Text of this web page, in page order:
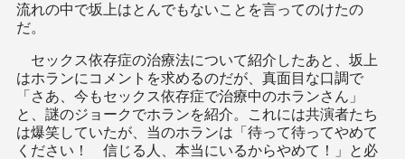
流れの中で坂上はとんでもないことを言ってのけたの
だ。
セックス依存症の治療法について紹介したあと、坂上
はホランにコメントを求めるのだが、真面目な口調で
「さあ、今もセックス依存症で治療中のホランさん」
と、謎のジョークでホランを紹介。これには共演者たち
は爆笑していたが、当のホランは「待って待ってやめて
ください！ 信じる人、本当にいるからやめて！」と必